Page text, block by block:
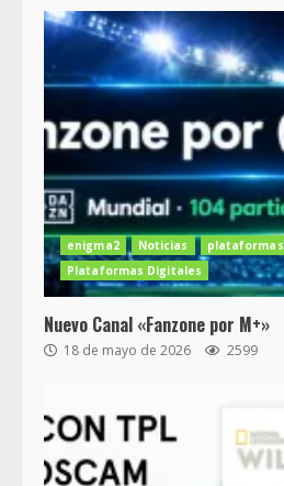
enigma2 Noticias
plataformas
Plataformas Digitales
Nuevo Canal «Fanzone por M+»
18 de mayo de 2026 2599